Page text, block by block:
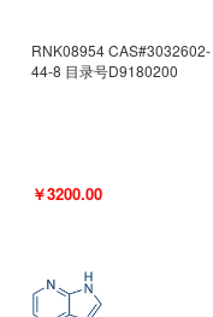
RNK08954 CAS#3032602-
44-8 目录号D9180200
￥3200.00